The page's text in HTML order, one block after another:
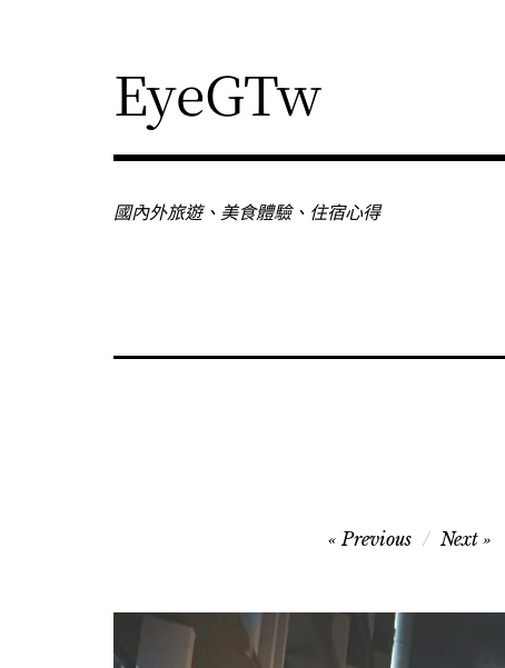
EyeGTw
國內外旅遊、美食體驗、住宿心得
導
覽
Previous Next